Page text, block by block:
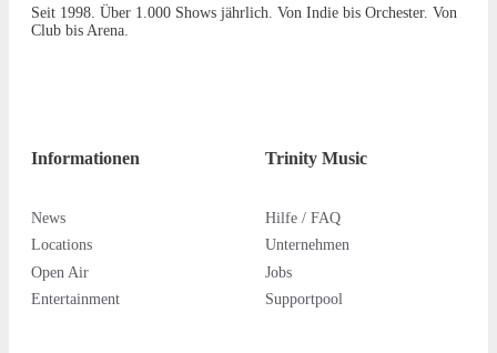
Seit 1998. Über 1.000 Shows jährlich. Von Indie bis Orchester. Von
Club bis Arena.
Informationen
News
Locations
Open Air
Entertainment
Trinity Music
Hilfe / FAQ
Unternehmen
Jobs
Supportpool